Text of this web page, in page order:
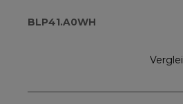
BLP41.A0WH